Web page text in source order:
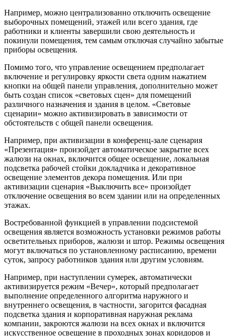
Например, можно централизованно отключить освещение
выборочных помещений, этажей или всего здания, где
работники и клиенты завершили свою деятельность и
покинули помещения, тем самым отключая случайно забытые
приборы освещения.
Помимо того, что управление освещением предполагает
включение и регулировку яркости света одним нажатием
кнопки на общей панели управления, дополнительно может
быть создан список «световых сцен» для помещений
различного назначения и здания в целом. «Световые
сценарии» можно активизировать в зависимости от
обстоятельств с общей панели освещения.
Например, при активизации в конференц-зале сценария
«Презентация» произойдет автоматическое закрытие всех
жалюзи на окнах, включится общее освещение, локальная
подсветка рабочей стойки докладчика и декоративное
освещение элементов декора помещения. Или при
активизации сценария «Выключить все» произойдет
отключение освещения во всем здании или на определенных
этажах.
Востребованной функцией в управлении подсистемой
освещения является возможность установки режимов работы
осветительных приборов, жалюзи и штор. Режимы освещения
могут включаться по установленному расписанию, времени
суток, запросу работников здания или другим условиям.
Например, при наступлении сумерек, автоматически
активизируется режим «Вечер», который предполагает
выполнение определенного алгоритма наружного и
внутреннего освещения, в частности, загорится фасадная
подсветка здания и корпоративная наружная реклама
компании, закроются жалюзи на всех окнах и включится
искусственное освещение в проходных зонах коридоров и